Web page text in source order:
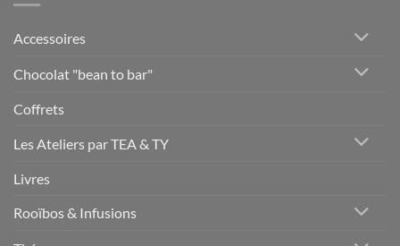
Accessoires
Chocolat "bean to bar"
Coffrets
Les Ateliers par TEA & TY
Livres
Rooïbos & Infusions